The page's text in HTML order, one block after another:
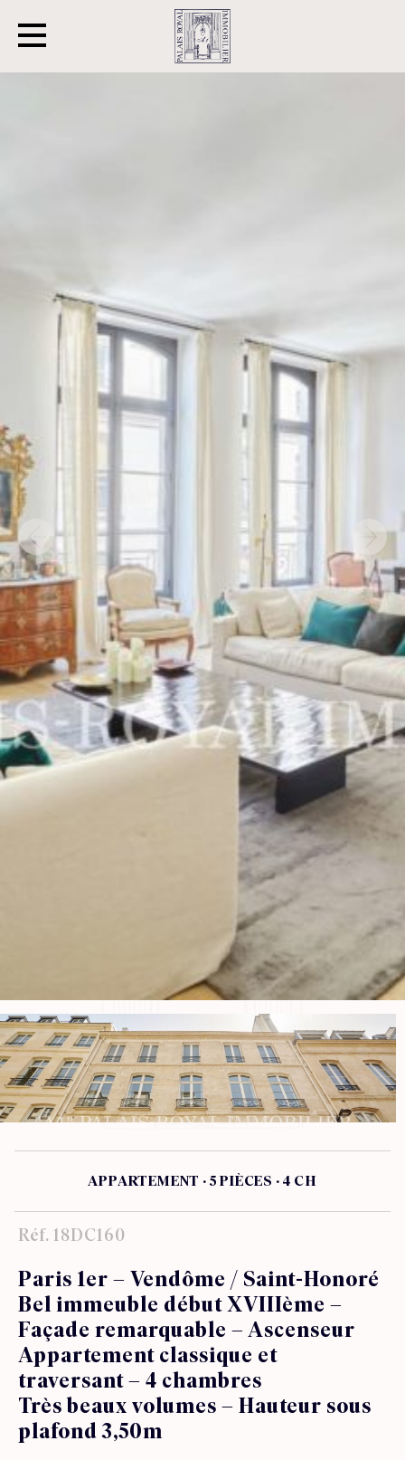
APPARTEMENT · 5 PIÈCES · 4 CH
Réf. 18DC160
Paris 1er – Vendôme / Saint-Honoré
Bel immeuble début XVIIIème –
Façade remarquable – Ascenseur
Appartement classique et
traversant – 4 chambres
Très beaux volumes – Hauteur sous
plafond 3,50m